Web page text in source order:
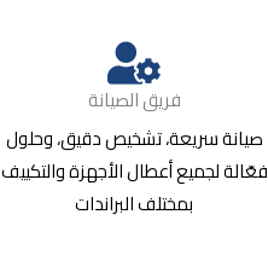
فريق الصيانة
صيانة سريعة، تشخيص دقيق، وحلول
فعّالة لجميع أعطال الأجهزة والتكييف
بمختلف البراندات